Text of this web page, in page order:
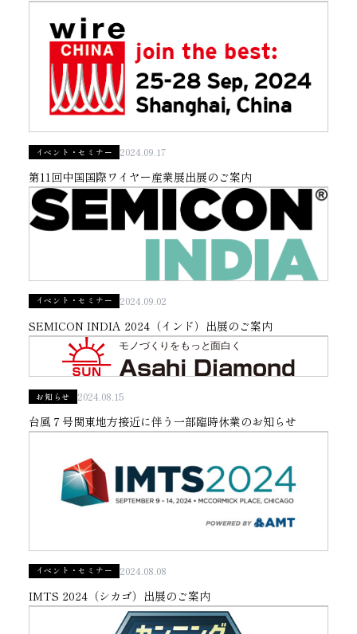
イベント・セミナー 2024.09.17
第11回中国国際ワイヤー産業展出展のご案内
イベント・セミナー 2024.09.02
SEMICON INDIA 2024（インド）出展のご案内
お知らせ 2024.08.15
台風７号関東地方接近に伴う一部臨時休業のお知らせ
イベント・セミナー 2024.08.08
IMTS 2024（シカゴ）出展のご案内